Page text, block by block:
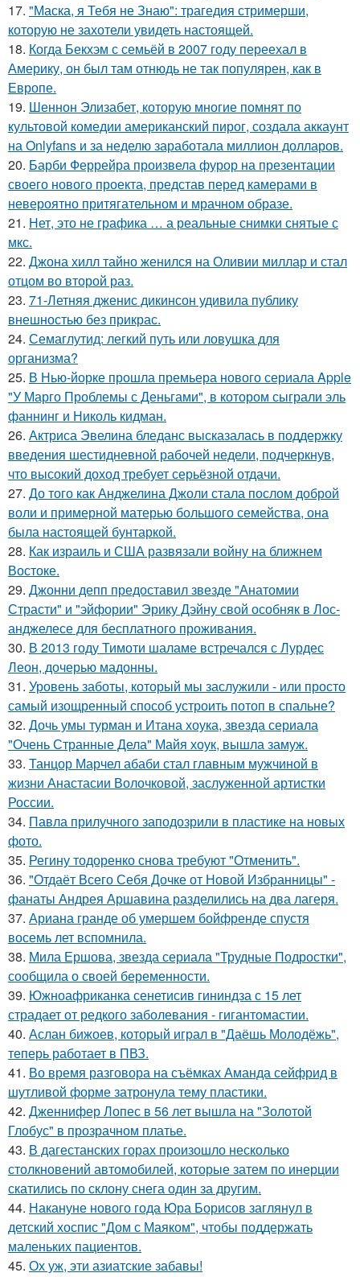
17. "Маска, я Тебя не Знаю": трагедия стримерши,
которую не захотели увидеть настоящей.
18. Когда Бекхэм с семьёй в 2007 году переехал в
Америку, он был там отнюдь не так популярен, как в
Европе.
19. Шеннон Элизабет, которую многие помнят по
культовой комедии американский пирог, создала аккаунт
на Onlyfans и за неделю заработала миллион долларов.
20. Барби Феррейра произвела фурор на презентации
своего нового проекта, представ перед камерами в
невероятно притягательном и мрачном образе.
21. Нет, это не графика … а реальные снимки снятые с
мкс.
22. Джона хилл тайно женился на Оливии миллар и стал
отцом во второй раз.
23. 71-Летняя дженис дикинсон удивила публику
внешностью без прикрас.
24. Семаглутид: легкий путь или ловушка для
организма?
25. В Нью-йорке прошла премьера нового сериала Apple
"У Марго Проблемы с Деньгами", в котором сыграли эль
фаннинг и Николь кидман.
26. Актриса Эвелина бледанс высказалась в поддержку
введения шестидневной рабочей недели, подчеркнув,
что высокий доход требует серьёзной отдачи.
27. До того как Анджелина Джоли стала послом доброй
воли и примерной матерью большого семейства, она
была настоящей бунтаркой.
28. Как израиль и США развязали войну на ближнем
Востоке.
29. Джонни депп предоставил звезде "Анатомии
Страсти" и "эйфории" Эрику Дэйну свой особняк в Лос-
анджелесе для бесплатного проживания.
30. В 2013 году Тимоти шаламе встречался с Лурдес
Леон, дочерью мадонны.
31. Уровень заботы, который мы заслужили - или просто
самый изощренный способ устроить потоп в спальне?
32. Дочь умы турман и Итана хоука, звезда сериала
"Очень Странные Дела" Майя хоук, вышла замуж.
33. Танцор Марчел абаби стал главным мужчиной в
жизни Анастасии Волочковой, заслуженной артистки
России.
34. Павла прилучного заподозрили в пластике на новых
фото.
35. Регину тодоренко снова требуют "Отменить".
36. "Отдаёт Всего Себя Дочке от Новой Избранницы" -
фанаты Андрея Аршавина разделились на два лагеря.
37. Ариана гранде об умершем бойфренде спустя
восемь лет вспомнила.
38. Мила Ершова, звезда сериала "Трудные Подростки",
сообщила о своей беременности.
39. Южноафриканка сенетисив гининдза с 15 лет
страдает от редкого заболевания - гигантомастии.
40. Аслан бижоев, который играл в "Даёшь Молодёжь",
теперь работает в ПВЗ.
41. Во время разговора на съёмках Аманда сейфрид в
шутливой форме затронула тему пластики.
42. Дженнифер Лопес в 56 лет вышла на "Золотой
Глобус" в прозрачном платье.
43. В дагестанских горах произошло несколько
столкновений автомобилей, которые затем по инерции
скатились по склону снега один за другим.
44. Накануне нового года Юра Борисов заглянул в
детский хоспис "Дом с Маяком", чтобы поддержать
маленьких пациентов.
45. Ох уж, эти азиатские забавы!